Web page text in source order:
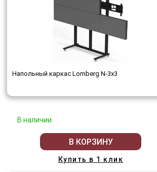
Напольный каркас Lomberg N-3х3
В наличии
В КОРЗИНУ
Купить в 1 клик